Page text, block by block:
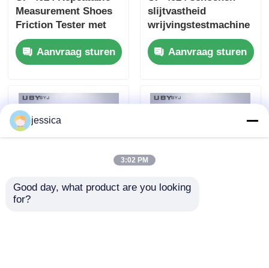
Measurement Shoes
Friction Tester met
maximale druk van
1000 N en
testsnelheid van 500
Aanvraag sturen
slijtvastheid
wrijvingstestmachine
conform ASTMF609
ASTMF2913 SATRA
TM144 met 1000N
500mm/s testsnelheid
Aanvraag sturen
jessica
3:02 PM
Good day, what product are you looking
for?